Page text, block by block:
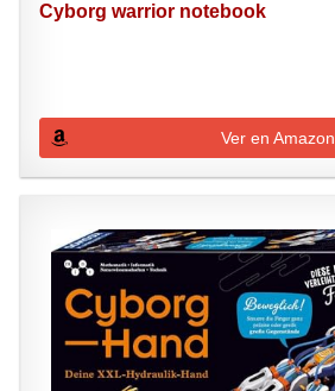
Cyborg warrior notebook
Ver en Amazon